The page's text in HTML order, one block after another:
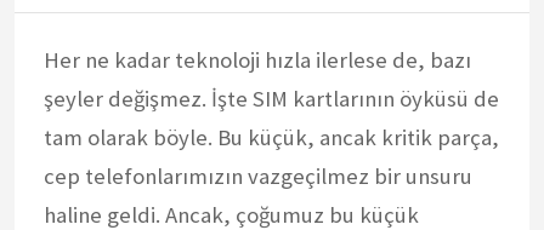
Her ne kadar teknoloji hızla ilerlese de, bazı
şeyler değişmez. İşte SIM kartlarının öyküsü de
tam olarak böyle. Bu küçük, ancak kritik parça,
cep telefonlarımızın vazgeçilmez bir unsuru
haline geldi. Ancak, çoğumuz bu küçük